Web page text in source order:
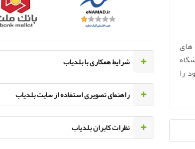
های
را
‌شرایط همکاری با بلدیاب
راهنمای تصویری استفاده از سایت بلدیاب
نظرات کابران بلدیاب